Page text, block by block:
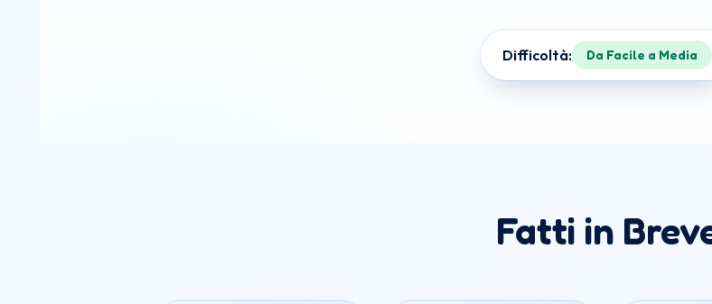
Difficoltà: Da Facile a Media
Fatti in